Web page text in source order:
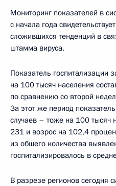
Мониторинг показателей в
с начала года
сложившихся тенденций в
штамма вируса.
Показатель госпитализации
на 100 тысяч населения
по сравнению со второй
За этот же период
случаев – тоже на 100 тысяч
231 и возрос на 102,4
из общего количества
госпитализировалось в
В разрезе регионов сегодня